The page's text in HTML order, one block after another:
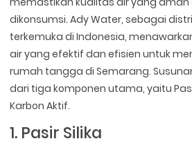
dikonsumsi. Ady Water, sebagai
terkemuka di Indonesia,
air yang efektif dan efisien untuk
rumah tangga di Semarang.
dari tiga komponen utama, yaitu
Karbon Aktif.
1. Pasir Silika